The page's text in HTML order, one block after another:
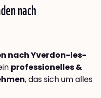
nach
nach Yverdon-les-
professionelles &
, das sich um alles